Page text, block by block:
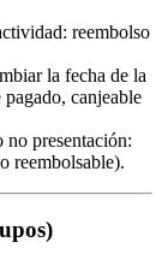
reembolso
la fecha de la
canjeable
no presentación:
reembolsable).